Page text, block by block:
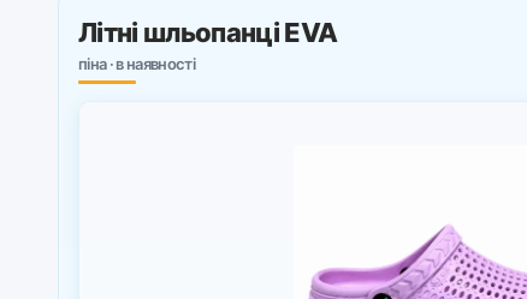
Літні шльопанці EVA
піна · в наявності